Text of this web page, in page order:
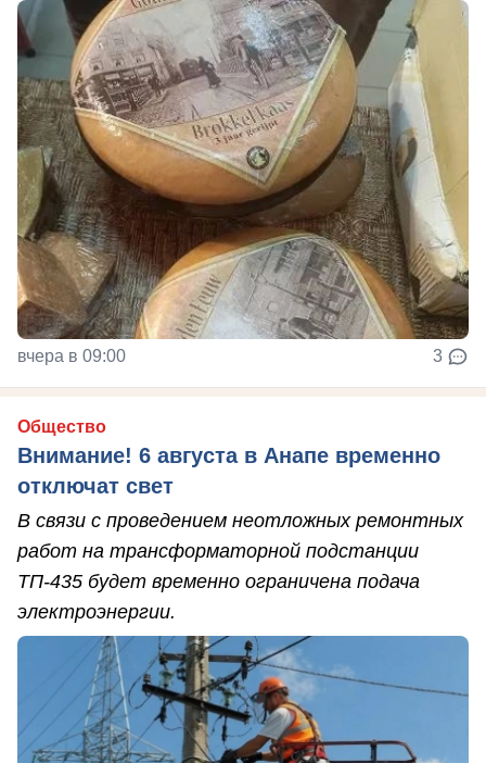
вчера в 09:00 3
Общество
Внимание! 6 августа в Анапе временно
отключат свет
В связи с проведением неотложных ремонтных
работ на трансформаторной подстанции
ТП-435 будет временно ограничена подача
электроэнергии.